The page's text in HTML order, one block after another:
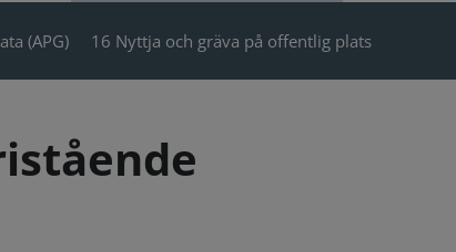
(APG) 16 Nyttja och gräva på offentlig plats